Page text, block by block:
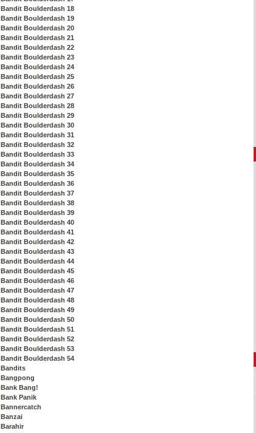
Bandit Boulderdash 18
Bandit Boulderdash 19
Bandit Boulderdash 20
Bandit Boulderdash 21
Bandit Boulderdash 22
Bandit Boulderdash 23
Bandit Boulderdash 24
Bandit Boulderdash 25
Bandit Boulderdash 26
Bandit Boulderdash 27
Bandit Boulderdash 28
Bandit Boulderdash 29
Bandit Boulderdash 30
Bandit Boulderdash 31
Bandit Boulderdash 32
Bandit Boulderdash 33
Bandit Boulderdash 34
Bandit Boulderdash 35
Bandit Boulderdash 36
Bandit Boulderdash 37
Bandit Boulderdash 38
Bandit Boulderdash 39
Bandit Boulderdash 40
Bandit Boulderdash 41
Bandit Boulderdash 42
Bandit Boulderdash 43
Bandit Boulderdash 44
Bandit Boulderdash 45
Bandit Boulderdash 46
Bandit Boulderdash 47
Bandit Boulderdash 48
Bandit Boulderdash 49
Bandit Boulderdash 50
Bandit Boulderdash 51
Bandit Boulderdash 52
Bandit Boulderdash 53
Bandit Boulderdash 54
Bandits
Bangpong
Bank Bang!
Bank Panik
Bannercatch
Banzai
Barahir